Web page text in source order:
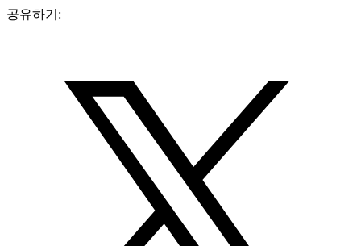
공유하기: